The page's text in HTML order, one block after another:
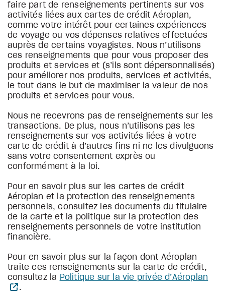
faire part de renseignements pertinents sur vos
activités liées aux cartes de crédit Aéroplan,
comme votre intérêt pour certaines expériences
de voyage ou vos dépenses relatives effectuées
auprès de certains voyagistes. Nous n’utilisons
ces renseignements que pour vous proposer des
produits et services et (s’ils sont dépersonnalisés)
pour améliorer nos produits, services et activités,
le tout dans le but de maximiser la valeur de nos
produits et services pour vous.
Nous ne recevrons pas de renseignements sur les
transactions. De plus, nous n’utilisons pas les
renseignements sur vos activités liées à votre
carte de crédit à d’autres fins ni ne les divulguons
sans votre consentement exprès ou
conformément à la loi.
Pour en savoir plus sur les cartes de crédit
Aéroplan et la protection des renseignements
personnels, consultez les documents du titulaire
de la carte et la politique sur la protection des
renseignements personnels de votre institution
financière.
Pour en savoir plus sur la façon dont Aéroplan
traite ces renseignements sur la carte de crédit,
consultez la Politique sur la vie privée d’Aéroplan
.